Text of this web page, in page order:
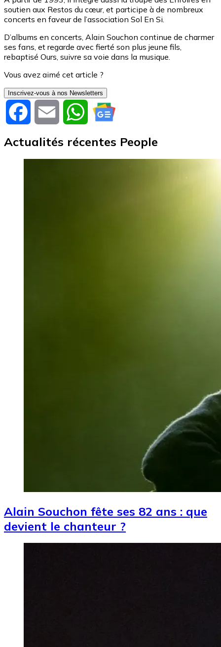
soutien aux Restos du cœur, et participe à de nombreux
concerts en faveur de l’association Sol En Si.
D’albums en concerts, Alain Souchon continue de charmer
ses fans, et regarde avec fierté son plus jeune fils,
rebaptisé Ours, suivre sa voie dans la musique.
Vous avez aimé cet article ?
Inscrivez-vous à nos Newsletters
Facebook Email WhatsApp
Actualités récentes People
Alain Souchon fête ses 82 ans : que
devient le chanteur ?